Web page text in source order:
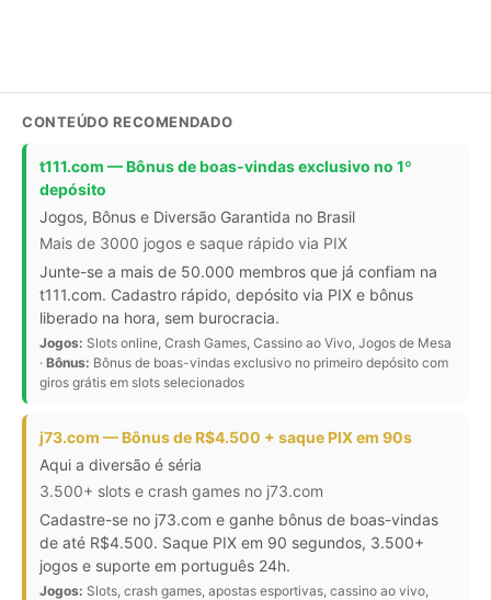
CONTEÚDO RECOMENDADO
t111.com — Bônus de boas-vindas exclusivo no 1º
depósito
Jogos, Bônus e Diversão Garantida no Brasil
Mais de 3000 jogos e saque rápido via PIX
Junte-se a mais de 50.000 membros que já confiam na
t111.com. Cadastro rápido, depósito via PIX e bônus
liberado na hora, sem burocracia.
Jogos: Slots online, Crash Games, Cassino ao Vivo, Jogos de Mesa
· Bônus: Bônus de boas-vindas exclusivo no primeiro depósito com
giros grátis em slots selecionados
j73.com — Bônus de R$4.500 + saque PIX em 90s
Aqui a diversão é séria
3.500+ slots e crash games no j73.com
Cadastre-se no j73.com e ganhe bônus de boas-vindas
de até R$4.500. Saque PIX em 90 segundos, 3.500+
jogos e suporte em português 24h.
Jogos: Slots, crash games, apostas esportivas, cassino ao vivo,